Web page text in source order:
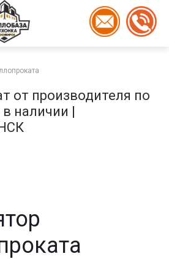
от производителя по
наличии |